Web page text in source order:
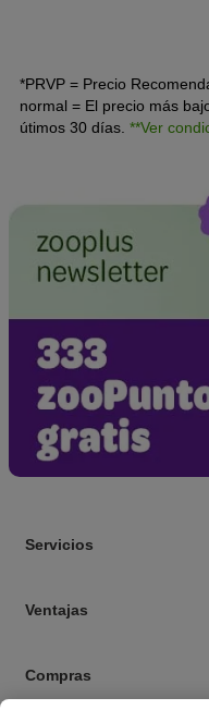
¿Cuáles son las
de alimentación?
*PRVP = Precio
normal = El precio más
útimos 30 días. **Ver
Servicios
Ventajas
Compras